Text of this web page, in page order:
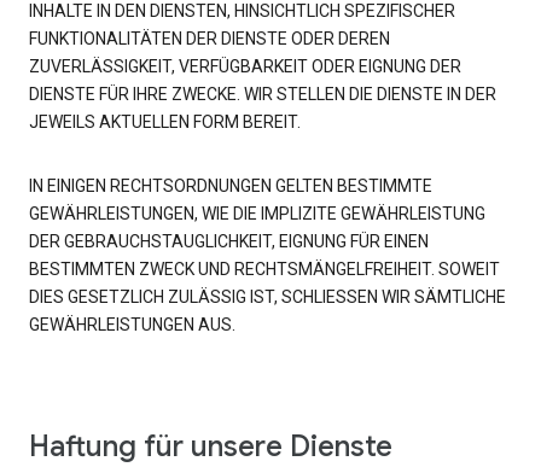
INHALTE IN DEN DIENSTEN, HINSICHTLICH SPEZIFISCHER
FUNKTIONALITÄTEN DER DIENSTE ODER DEREN
ZUVERLÄSSIGKEIT, VERFÜGBARKEIT ODER EIGNUNG DER
DIENSTE FÜR IHRE ZWECKE. WIR STELLEN DIE DIENSTE IN DER
JEWEILS AKTUELLEN FORM BEREIT.
IN EINIGEN RECHTSORDNUNGEN GELTEN BESTIMMTE
GEWÄHRLEISTUNGEN, WIE DIE IMPLIZITE GEWÄHRLEISTUNG
DER GEBRAUCHSTAUGLICHKEIT, EIGNUNG FÜR EINEN
BESTIMMTEN ZWECK UND RECHTSMÄNGELFREIHEIT. SOWEIT
DIES GESETZLICH ZULÄSSIG IST, SCHLIESSEN WIR SÄMTLICHE
GEWÄHRLEISTUNGEN AUS.
Haftung für unsere Dienste